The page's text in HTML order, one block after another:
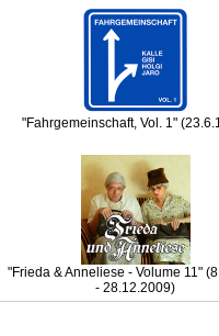
"Fahrgemeinschaft, Vol. 1"
"Frieda & Anneliese - Volume 11"
- 28.12.2009)